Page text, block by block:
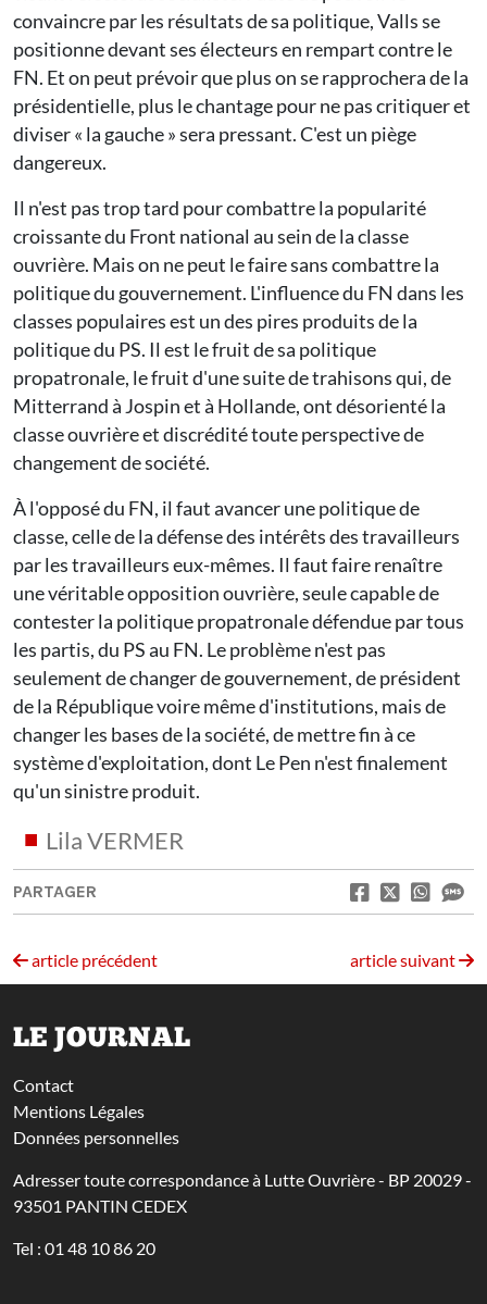
convaincre par les résultats de sa politique, Valls se
positionne devant ses électeurs en rempart contre le
FN. Et on peut prévoir que plus on se rapprochera de la
présidentielle, plus le chantage pour ne pas critiquer et
diviser « la gauche » sera pressant. C'est un piège
dangereux.
Il n'est pas trop tard pour combattre la popularité
croissante du Front national au sein de la classe
ouvrière. Mais on ne peut le faire sans combattre la
politique du gouvernement. L'influence du FN dans les
classes populaires est un des pires produits de la
politique du PS. Il est le fruit de sa politique
propatronale, le fruit d'une suite de trahisons qui, de
Mitterrand à Jospin et à Hollande, ont désorienté la
classe ouvrière et discrédité toute perspective de
changement de société.
À l'opposé du FN, il faut avancer une politique de
classe, celle de la défense des intérêts des travailleurs
par les travailleurs eux-mêmes. Il faut faire renaître
une véritable opposition ouvrière, seule capable de
contester la politique propatronale défendue par tous
les partis, du PS au FN. Le problème n'est pas
seulement de changer de gouvernement, de président
de la République voire même d'institutions, mais de
changer les bases de la société, de mettre fin à ce
système d'exploitation, dont Le Pen n'est finalement
qu'un sinistre produit.
Lila VERMER
PARTAGER
article précédent article suivant
LE JOURNAL
Contact
Mentions Légales
Données personnelles
Adresser toute correspondance à Lutte Ouvrière - BP 20029 -
93501 PANTIN CEDEX
Tel : 01 48 10 86 20